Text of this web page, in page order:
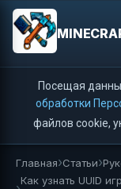
Посещая
обработки
файлов cookie,
Главная Статьи
Как узнать UUID